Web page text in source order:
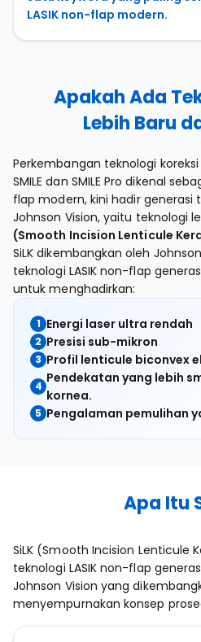
LASIK non-flap modern.
Apakah Ada
Lebih Baru
Perkembangan teknologi
SMILE dan SMILE Pro dikenal
flap modern, kini hadir generasi
Johnson Vision, yaitu teknologi
(Smooth Incision Lenticule
SiLK dikembangkan oleh
teknologi LASIK non-flap
untuk menghadirkan:
1 Energi laser ultra rendah
2 Presisi sub-mikron
3 Profil lenticule biconvex
4
Pendekatan yang lebih
kornea.
5 Pengalaman pemulihan
Apa Itu
SiLK (Smooth Incision Lenticule
teknologi LASIK non-flap
Johnson Vision yang
menyempurnakan konsep